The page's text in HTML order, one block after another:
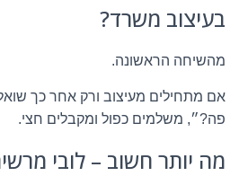
בעיצוב משרד?
מהשיחה הראשונה.
אם מתחילים מעיצוב ורק אחר כך
פה?״, משלמים כפול ומקבלים חצי.
מה יותר חשוב – לובי